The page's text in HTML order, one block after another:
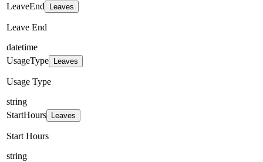
LeaveEnd
Leaves
Leave End
datetime
UsageType
Leaves
Usage Type
string
StartHours
Leaves
Start Hours
string